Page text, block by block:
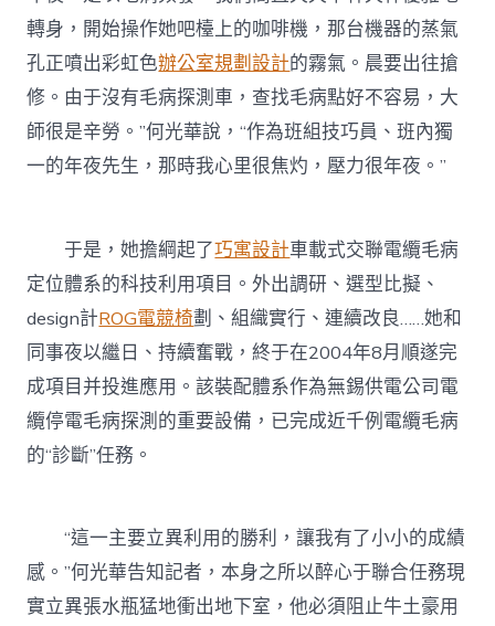
轉身，開始操作她吧檯上的咖啡機，那台機器的蒸氣
孔正噴出彩虹色辦公室規劃設計的霧氣。晨要出往搶
修。由于沒有毛病探測車，查找毛病點好不容易，大
師很是辛勞。”何光華說，“作為班組技巧員、班內獨
一的年夜先生，那時我心里很焦灼，壓力很年夜。”
于是，她擔綱起了巧寓設計車載式交聯電纜毛病
定位體系的科技利用項目。外出調研、選型比擬、
design計ROG電競椅劃、組織實行、連續改良……她和
同事夜以繼日、持續奮戰，終于在2004年8月順遂完
成項目并投進應用。該裝配體系作為無錫供電公司電
纜停電毛病探測的重要設備，已完成近千例電纜毛病
的“診斷”任務。
“這一主要立異利用的勝利，讓我有了小小的成績
感。”何光華告知記者，本身之所以醉心于聯合任務現
實立異張水瓶猛地衝出地下室，他必須阻止牛土豪用